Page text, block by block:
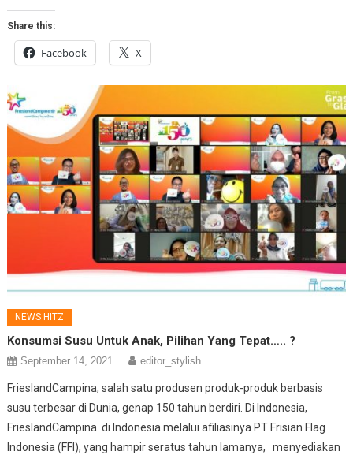
Share this:
Facebook X
NEWS HITZ
Konsumsi Susu Untuk Anak, Pilihan Yang Tepat….. ?
September 14, 2021 editor_stylish
FrieslandCampina, salah satu produsen produk-produk berbasis
susu terbesar di Dunia, genap 150 tahun berdiri. Di Indonesia,
FrieslandCampina di Indonesia melalui afiliasinya PT Frisian Flag
Indonesia (FFI), yang hampir seratus tahun lamanya, menyediakan